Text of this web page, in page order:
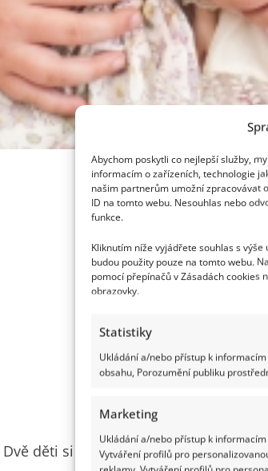
Abychom poskytli co nejlepší služby,
informacím o zařízeních, technologie
našim partnerům umožní zpracovávat
ID na tomto webu. Nesouhlas nebo
funkce.
Kliknutím níže vyjádřete souhlas s
budou použity pouze na tomto webu.
pomocí přepínačů v Zásadách cookies
obrazovky.
Statistiky
Ukládání a/nebo přístup k
obsahu, Porozumění publiku
Marketing
Ukládání a/nebo přístup k
Vytváření profilů pro
děti si hrají s pláčem. S každým